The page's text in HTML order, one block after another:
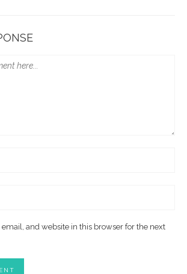
and website in this browser for the next